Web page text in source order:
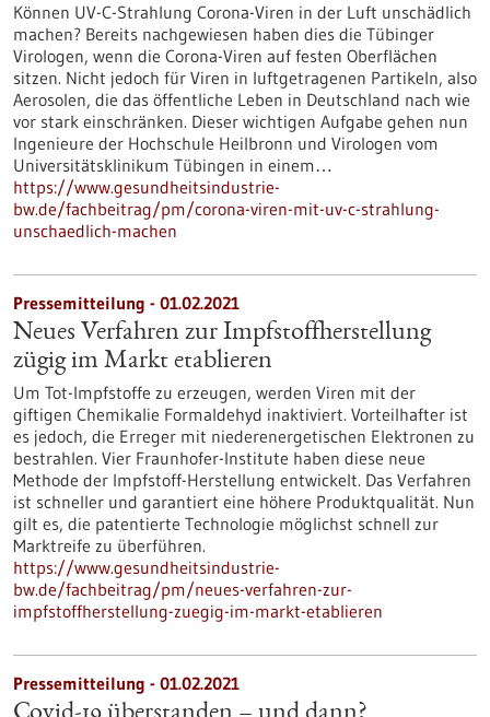
Können UV-C-Strahlung Corona-Viren in der Luft unschädlich
machen? Bereits nachgewiesen haben dies die Tübinger
Virologen, wenn die Corona-Viren auf festen Oberflächen
sitzen. Nicht jedoch für Viren in luftgetragenen Partikeln, also
Aerosolen, die das öffentliche Leben in Deutschland nach wie
vor stark einschränken. Dieser wichtigen Aufgabe gehen nun
Ingenieure der Hochschule Heilbronn und Virologen vom
Universitätsklinikum Tübingen in einem…
https://www.gesundheitsindustrie-
bw.de/fachbeitrag/pm/corona-viren-mit-uv-c-strahlung-
unschaedlich-machen
Pressemitteilung - 01.02.2021
Neues Verfahren zur Impfstoffherstellung
zügig im Markt etablieren
Um Tot-Impfstoffe zu erzeugen, werden Viren mit der
giftigen Chemikalie Formaldehyd inaktiviert. Vorteilhafter ist
es jedoch, die Erreger mit niederenergetischen Elektronen zu
bestrahlen. Vier Fraunhofer-Institute haben diese neue
Methode der Impfstoff-Herstellung entwickelt. Das Verfahren
ist schneller und garantiert eine höhere Produktqualität. Nun
gilt es, die patentierte Technologie möglichst schnell zur
Marktreife zu überführen.
https://www.gesundheitsindustrie-
bw.de/fachbeitrag/pm/neues-verfahren-zur-
impfstoffherstellung-zuegig-im-markt-etablieren
Pressemitteilung - 01.02.2021